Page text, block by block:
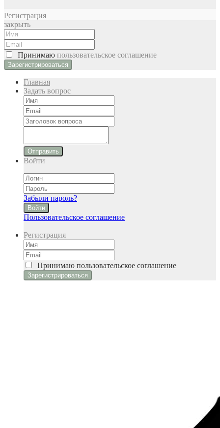
Регистрация
закрыть
Принимаю пользовательское соглашение
Главная
Задать вопрос
Отправить
Войти
Забыли пароль?
Войти
Пользовательское соглашение
Регистрация
Принимаю пользовательское соглашение